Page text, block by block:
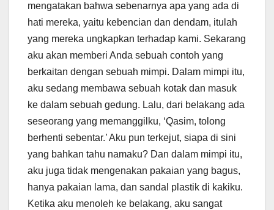
mengatakan bahwa sebenarnya apa yang ada di
hati mereka, yaitu kebencian dan dendam, itulah
yang mereka ungkapkan terhadap kami. Sekarang
aku akan memberi Anda sebuah contoh yang
berkaitan dengan sebuah mimpi. Dalam mimpi itu,
aku sedang membawa sebuah kotak dan masuk
ke dalam sebuah gedung. Lalu, dari belakang ada
seseorang yang memanggilku, ‘Qasim, tolong
berhenti sebentar.’ Aku pun terkejut, siapa di sini
yang bahkan tahu namaku? Dan dalam mimpi itu,
aku juga tidak mengenakan pakaian yang bagus,
hanya pakaian lama, dan sandal plastik di kakiku.
Ketika aku menoleh ke belakang, aku sangat